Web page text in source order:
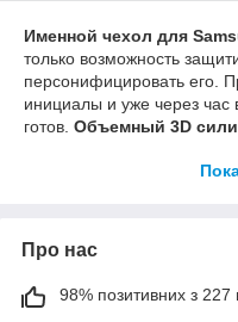
Именной чехол для
только возможность
персонифицировать его.
инициалы и уже через час
готов. Объемный 3D
индивидуальность. А за
Чохол має всі
телефону в чохлі буде
Про нас
98% позитивних з 227